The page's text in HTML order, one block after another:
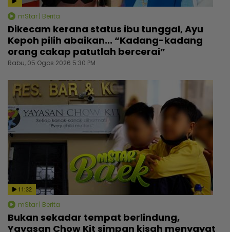
mStar | Berita
Dikecam kerana status ibu tunggal, Ayu
Kepoh pilih abaikan... “Kadang-kadang
orang cakap patutlah bercerai”
Rabu, 05 Ogos 2026 5:30 PM
11:32
mStar | Berita
Bukan sekadar tempat berlindung,
Yayasan Chow Kit simpan kisah menyayat